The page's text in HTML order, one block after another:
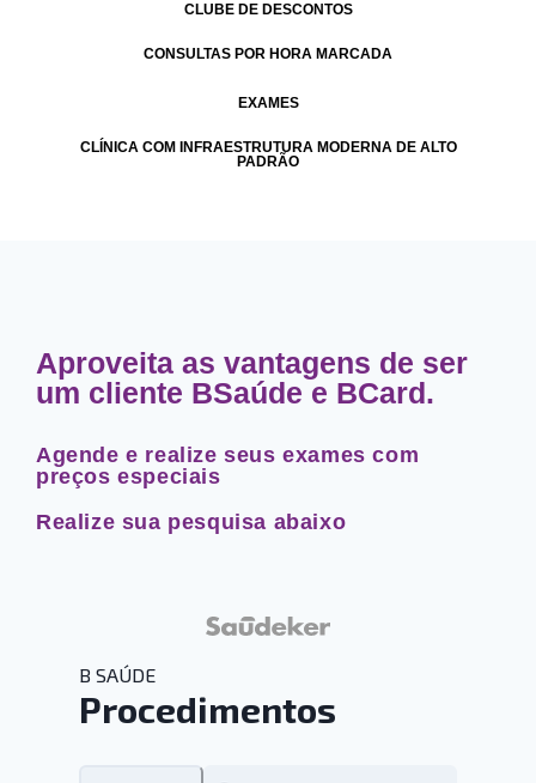
CLUBE DE DESCONTOS
CONSULTAS POR HORA MARCADA
EXAMES
CLÍNICA COM INFRAESTRUTURA MODERNA DE ALTO
PADRÃO
Aproveita as vantagens de ser
um cliente BSaúde e BCard.
Agende e realize seus exames com
preços especiais
Realize sua pesquisa abaixo